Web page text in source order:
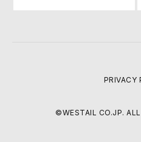
PRIVACY
©WESTAIL CO.JP. ALL